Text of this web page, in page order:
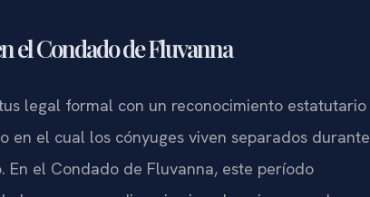
el Condado de Fluvanna
legal formal con un reconocimiento estatutario
en el cual los cónyuges viven separados durante
el Condado de Fluvanna, este período